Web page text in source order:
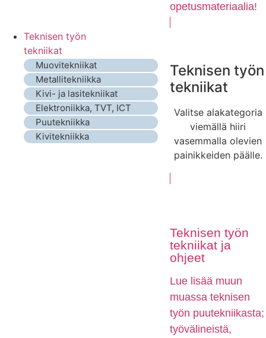
opetusmateriaalia!
Teknisen työn
tekniikat
Muovitekniikat
Metallitekniikka
Kivi- ja lasitekniikat
Elektroniikka, TVT, ICT
Puutekniikka
Kivitekniikka
Teknisen työn
tekniikat
Valitse alakategoria
viemällä hiiri
vasemmalla olevien
painikkeiden päälle.
Teknisen työn
tekniikat ja
ohjeet
Lue lisää muun
muassa teknisen
työn puutekniikasta;
työvälineistä,